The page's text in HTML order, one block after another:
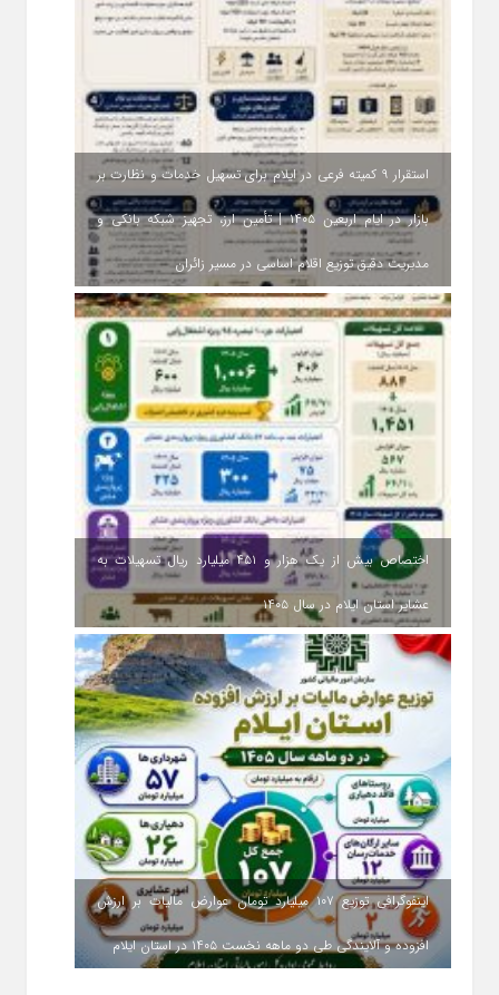
استقرار ۹ کمیته فرعی در ایلام برای تسهیل خدمات و نظارت بر
بازار در ایام اربعین ۱۴۰۵ | تأمین ارز، تجهیز شبکه بانکی و
مدیریت دقیق توزیع اقلام اساسی در مسیر زائران
اختصاص بیش از یک هزار و ۴۵۱ میلیارد ریال تسهیلات به
عشایر استان ایلام در سال ۱۴۰۵
اینفوگرافی توزیع ۱۰۷ میلیارد تومان عوارض مالیات بر ارزش
افزوده و آلایندگی طی دو ماهه نخست ۱۴۰۵ در استان ایلام